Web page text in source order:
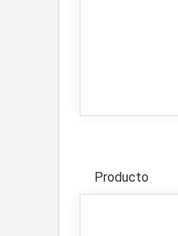
Producto